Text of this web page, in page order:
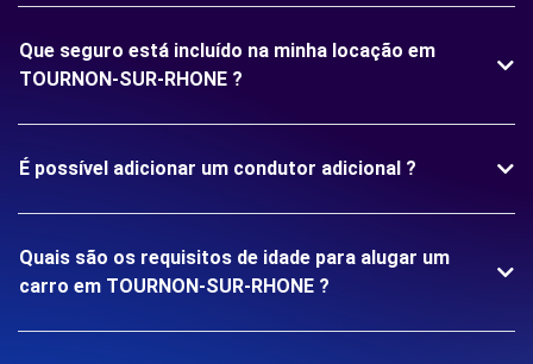
Que seguro está incluído na minha locação em
TOURNON-SUR-RHONE ?
É possível adicionar um condutor adicional ?
Quais são os requisitos de idade para alugar um
carro em TOURNON-SUR-RHONE ?